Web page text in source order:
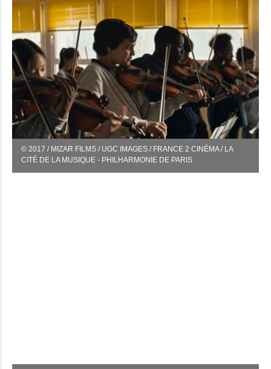
© 2017 / MIZAR FILMS / UGC IMAGES / FRANCE 2 CINÉMA / LA
CITÉ DE LA MUSIQUE - PHILHARMONIE DE PARIS